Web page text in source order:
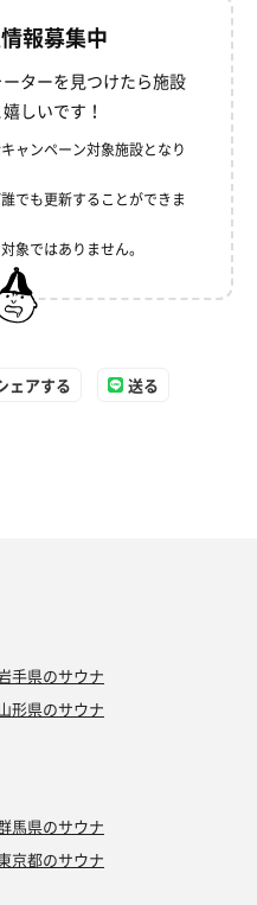
報募集中
ターを見つけたら施設
しいです！
ャンペーン対象施設となり
でも更新することができま
象ではありません。
ェアする 送る
手県のサウナ
形県のサウナ
馬県のサウナ
京都のサウナ